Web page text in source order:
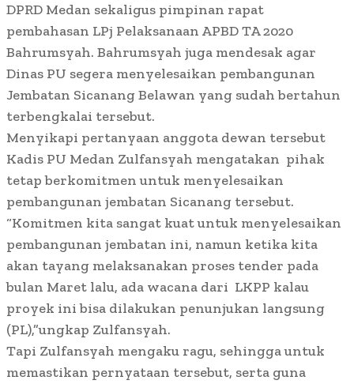
DPRD Medan sekaligus pimpinan rapat
pembahasan LPj Pelaksanaan APBD TA 2020
Bahrumsyah. Bahrumsyah juga mendesak agar
Dinas PU segera menyelesaikan pembangunan
Jembatan Sicanang Belawan yang sudah bertahun
terbengkalai tersebut.
Menyikapi pertanyaan anggota dewan tersebut
Kadis PU Medan Zulfansyah mengatakan pihak
tetap berkomitmen untuk menyelesaikan
pembangunan jembatan Sicanang tersebut.
“Komitmen kita sangat kuat untuk menyelesaikan
pembangunan jembatan ini, namun ketika kita
akan tayang melaksanakan proses tender pada
bulan Maret lalu, ada wacana dari LKPP kalau
proyek ini bisa dilakukan penunjukan langsung
(PL),”ungkap Zulfansyah.
Tapi Zulfansyah mengaku ragu, sehingga untuk
memastikan pernyataan tersebut, serta guna